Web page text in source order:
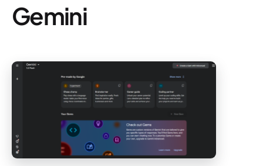
Gemini